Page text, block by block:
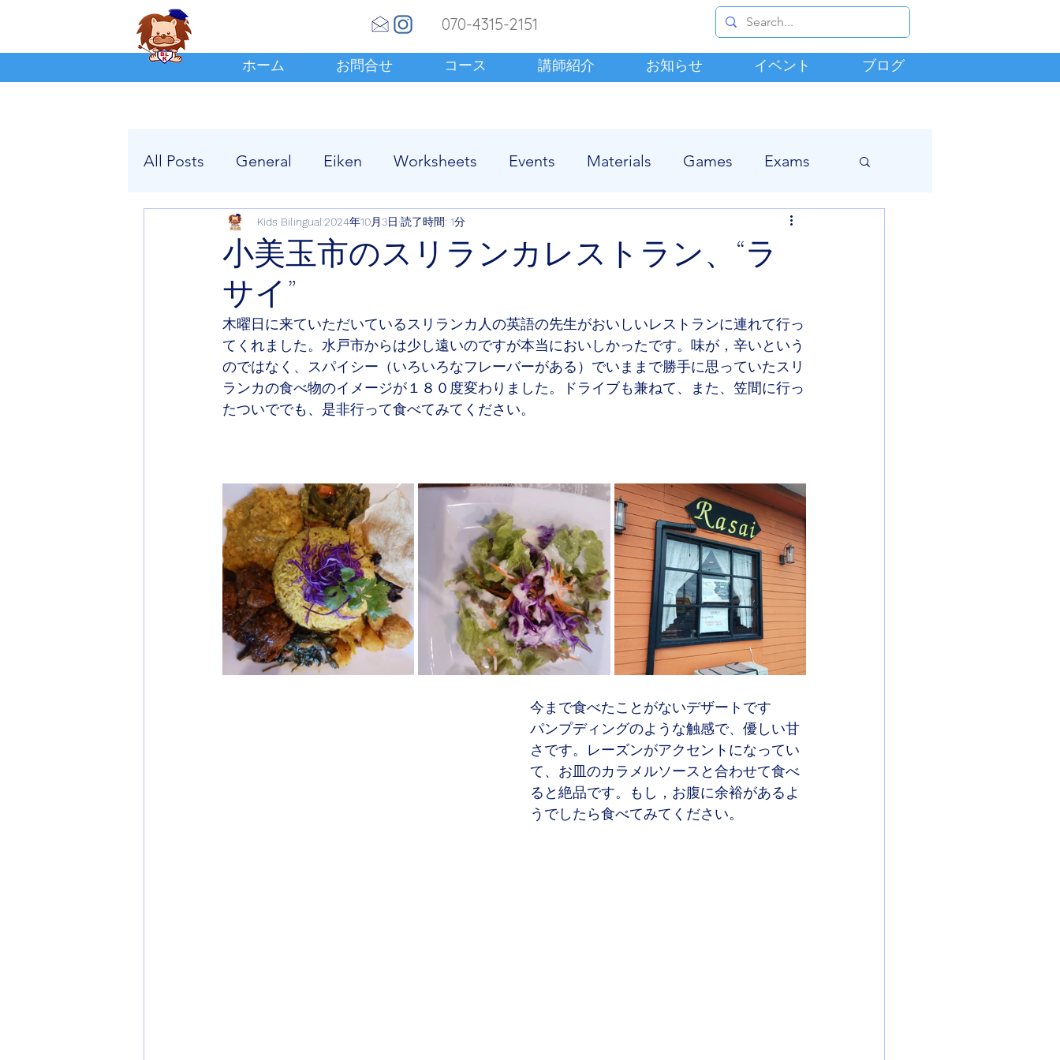
ホーム お問合せ コース 講師紹介 お知らせ イベント ブログ
070-4315-2151
All Posts General Eiken Worksheets Events Materials Games Exams
小美玉市のスリランカレストラン、“ラ
サイ”
Kids Bilingual 2024年10月3日 読了時間: 1分
木曜日に来ていただいているスリランカ人の英語の先生がおいしいレストランに連れて行っ
てくれました。水戸市からは少し遠いのですが本当においしかったです。味が，辛いという
のではなく、スパイシー（いろいろなフレーバーがある）でいままで勝手に思っていたスリ
ランカの食べ物のイメージが１８０度変わりました。ドライブも兼ねて、また、笠間に行っ
たついででも、是非行って食べてみてください。
今まで食べたことがないデザートです
パンプディングのような触感で、優しい甘
さです。レーズンがアクセントになってい
て、お皿のカラメルソースと合わせて食べ
ると絶品です。もし，お腹に余裕があるよ
うでしたら食べてみてください。